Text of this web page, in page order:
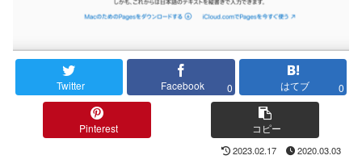
Twitter Facebook 0 はてブ 0
Pinterest コピー
2023.02.17 2020.03.03